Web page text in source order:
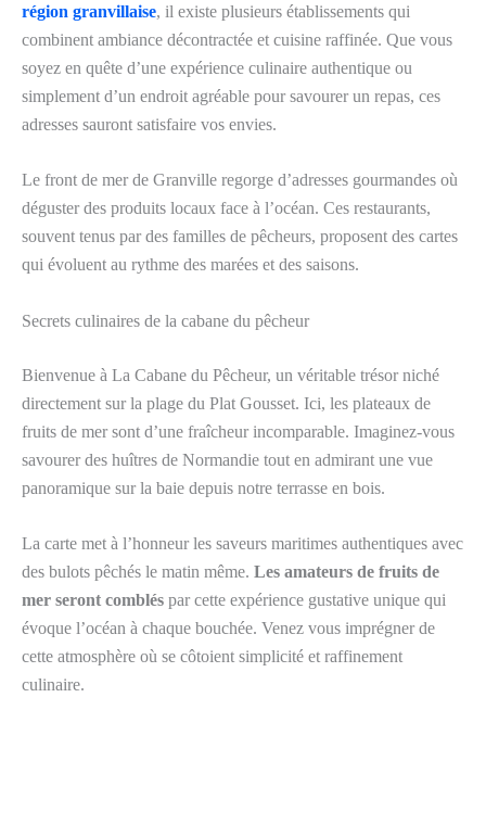
région granvillaise, il existe plusieurs établissements qui
combinent ambiance décontractée et cuisine raffinée. Que vous
soyez en quête d’une expérience culinaire authentique ou
simplement d’un endroit agréable pour savourer un repas, ces
adresses sauront satisfaire vos envies.
Le front de mer de Granville regorge d’adresses gourmandes où
déguster des produits locaux face à l’océan. Ces restaurants,
souvent tenus par des familles de pêcheurs, proposent des cartes
qui évoluent au rythme des marées et des saisons.
Secrets culinaires de la cabane du pêcheur
Bienvenue à La Cabane du Pêcheur, un véritable trésor niché
directement sur la plage du Plat Gousset. Ici, les plateaux de
fruits de mer sont d’une fraîcheur incomparable. Imaginez-vous
savourer des huîtres de Normandie tout en admirant une vue
panoramique sur la baie depuis notre terrasse en bois.
La carte met à l’honneur les saveurs maritimes authentiques avec
des bulots pêchés le matin même. Les amateurs de fruits de
mer seront comblés par cette expérience gustative unique qui
évoque l’océan à chaque bouchée. Venez vous imprégner de
cette atmosphère où se côtoient simplicité et raffinement
culinaire.